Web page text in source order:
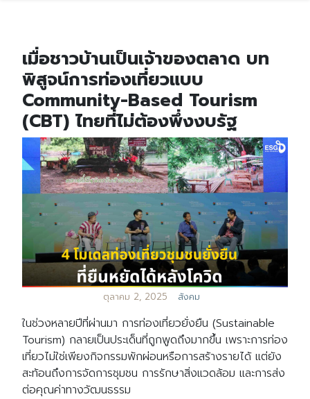
เมื่อชาวบ้านเป็นเจ้าของตลาด บท
พิสูจน์การท่องเที่ยวแบบ
Community-Based Tourism
(CBT) ไทยที่ไม่ต้องพึ่งงบรัฐ
ตุลาคม 2, 2025 สังคม
ในช่วงหลายปีที่ผ่านมา การท่องเที่ยวยั่งยืน (Sustainable
Tourism) กลายเป็นประเด็นที่ถูกพูดถึงมากขึ้น เพราะการท่อง
เที่ยวไม่ใช่เพียงกิจกรรมพักผ่อนหรือการสร้างรายได้ แต่ยัง
สะท้อนถึงการจัดการชุมชน การรักษาสิ่งแวดล้อม และการส่ง
ต่อคุณค่าทางวัฒนธรรม